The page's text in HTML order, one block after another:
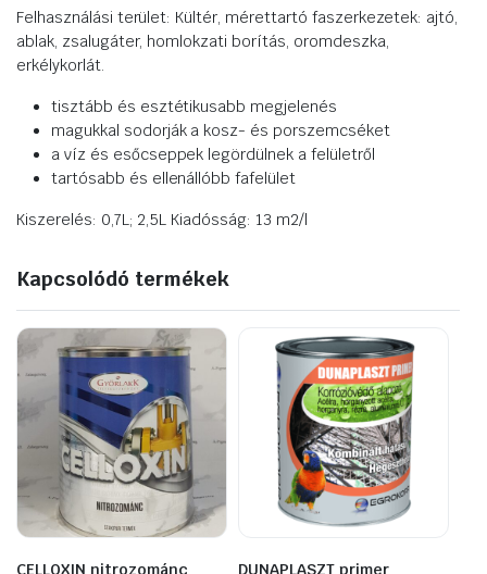
Felhasználási terület: Kültér, mérettartó faszerkezetek: ajtó,
ablak, zsalugáter, homlokzati borítás, oromdeszka,
erkélykorlát.
tisztább és esztétikusabb megjelenés
magukkal sodorják a kosz- és porszemcséket
a víz és esőcseppek legördülnek a felületről
tartósabb és ellenállóbb fafelület
Kiszerelés: 0,7L; 2,5L Kiadósság: 13 m2/l
Kapcsolódó termékek
CELLOXIN nitrozománc DUNAPLASZT primer